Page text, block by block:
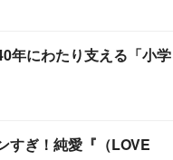
年にわたり支える「小学
すぎ！純愛『（LOVE